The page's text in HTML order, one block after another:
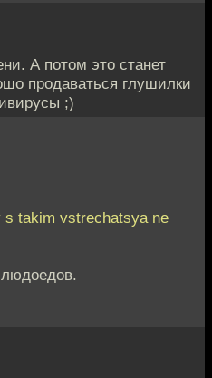
А потом это станет
продаваться глушилки
;)
s takim vstrechatsya ne